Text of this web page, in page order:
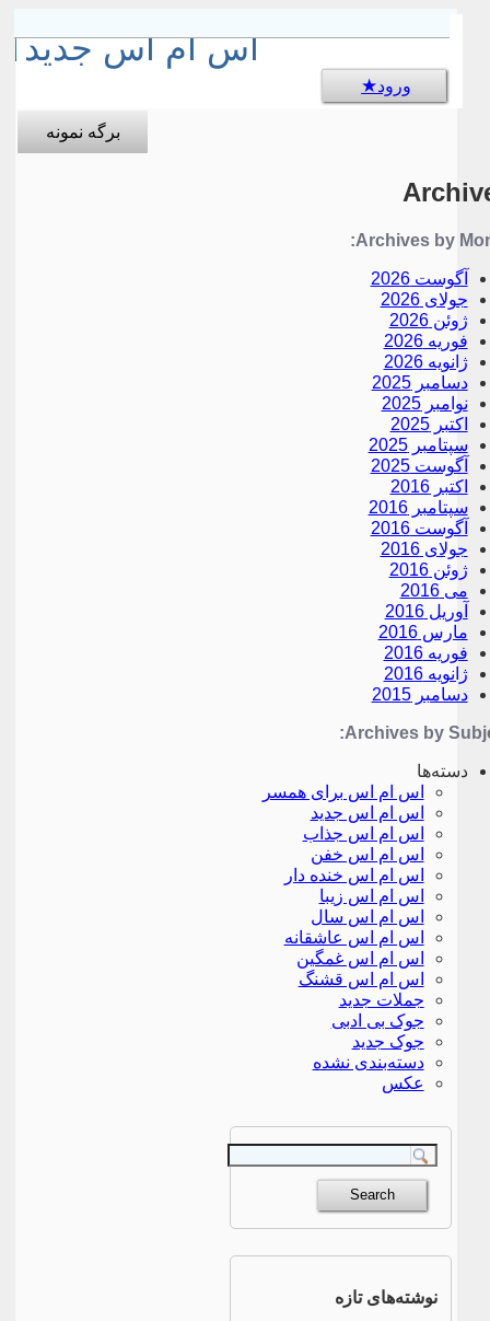
اس ام اس جدید
ورود
برگه نمونه
Archives by
آگوست 2026
جولای 2026
ژوئن 2026
فوریه 2026
ژانویه 2026
دسامبر 2025
نوامبر 2025
اکتبر 2025
سپتامبر 2025
آگوست 2025
اکتبر 2016
سپتامبر 2016
آگوست 2016
جولای 2016
ژوئن 2016
می 2016
آوریل 2016
مارس 2016
فوریه 2016
ژانویه 2016
دسامبر 2015
Archives by
دسته‌ها
اس ام اس برای همسر
اس ام اس جدید
اس ام اس جذاب
اس ام اس خفن
اس ام اس خنده دار
اس ام اس زیبا
اس ام اس سال
اس ام اس عاشقانه
اس ام اس غمگین
اس ام اس قشنگ
جملات جدید
جوک بی ادبی
جوک جدید
دسته‌بندی نشده
عکس
نوشته‌های تازه